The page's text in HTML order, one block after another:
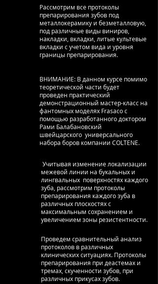
Рассмотрим все протоколы
препарирования зубов под
металлокерамику и безметалловую,
под различные виды виниров,
накладки, вкладки, литые культевые
вкладки с учетом вида и уровня
границы препарирования.
ВНИМАНИЕ: В данном курсе помимо
теоретической части будет
проведен практический
демонстрационный мастер-класс на
фантомных моделях Frasaco с
помощью разработанного доктором
Рами Балабановский
швейцарского универсального
набора боров компании COLTENE.
Учитывая изменение локализации
межевой линии на букальных и
лингвальных поверхностях каждого
зуба, рассмотрим протоколы
препарирования каждого зуба в
различных плоскостях с
максимальным сохранением и
увеличением зоны резистентности.
Проведем сравнительный анализ
протоколов в различных
клинических ситуациях. Протоколы
препарирования при деастемах и
тремах, скученности зубов, при
различных прикусах зубов.